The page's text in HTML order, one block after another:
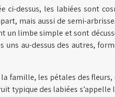
ci-dessus, les labiées sont
mais aussi de semi-
un limbe simple et sont
uns au-dessus des autres,
famille, les pétales des
typique des labiées